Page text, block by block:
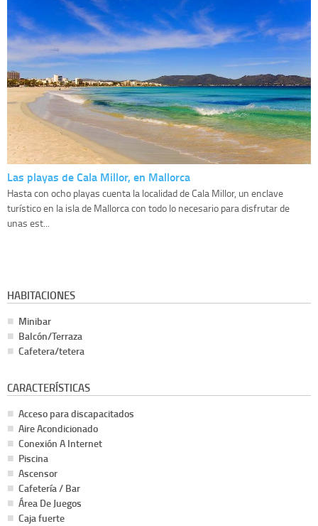
Las playas de Cala Millor, en Mallorca
Hasta con ocho playas cuenta la localidad de Cala Millor, un enclave
turístico en la isla de Mallorca con todo lo necesario para disfrutar de
unas est...
HABITACIONES
Minibar
Balcón/Terraza
Cafetera/tetera
CARACTERÍSTICAS
Acceso para discapacitados
Aire Acondicionado
Conexión A Internet
Piscina
Ascensor
Cafetería / Bar
Área De Juegos
Caja fuerte